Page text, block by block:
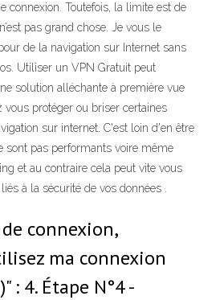
connexion. Toutefois, la limite est de
pas grand chose. Je vous le
de la navigation sur Internet sans
Utiliser un VPN Gratuit peut
solution alléchante à première vue
vous protéger ou briser certaines
sur internet. C'est loin d'en être
sont pas performants voire même
et au contraire cela peut vite vous
à la sécurité de vos données .
connexion,
ma connexion
: 4. Étape N°4 -